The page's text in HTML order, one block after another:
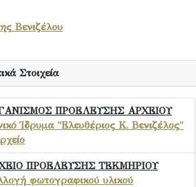
Βενιζέλου
Στοιχεία
ΠΡΟΕΛΕΥΣΗΣ ΑΡΧΕΙΟΥ
Ίδρυμα "Ελευθέριος Κ. Βενιζέλος"
ΠΡΟΕΛΕΥΣΗΣ ΤΕΚΜΗΡΙΟΥ
φωτογραφικού υλικού